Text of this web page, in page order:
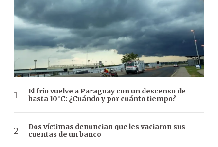
El frío vuelve a Paraguay con un descenso de
hasta 10°C: ¿Cuándo y por cuánto tiempo?
Dos víctimas denuncian que les vaciaron sus
cuentas de un banco